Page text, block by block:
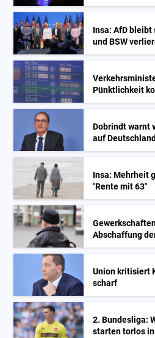
Insa: AfD
und BSW
Pünktlichkeit
Dobrindt warnt
auf Deutschland
Insa: Mehrheit
"Rente mit 63"
Abschaffung
Union kritisiert
scharf
2. Bundesliga:
starten torlos